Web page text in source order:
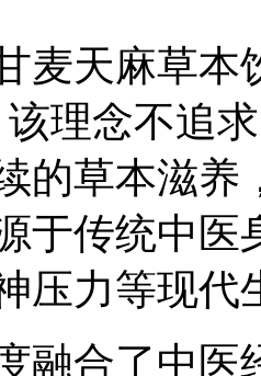
麦天麻草本
该理念不追
的草本滋养
于传统中医
压力等现代
融合了中医